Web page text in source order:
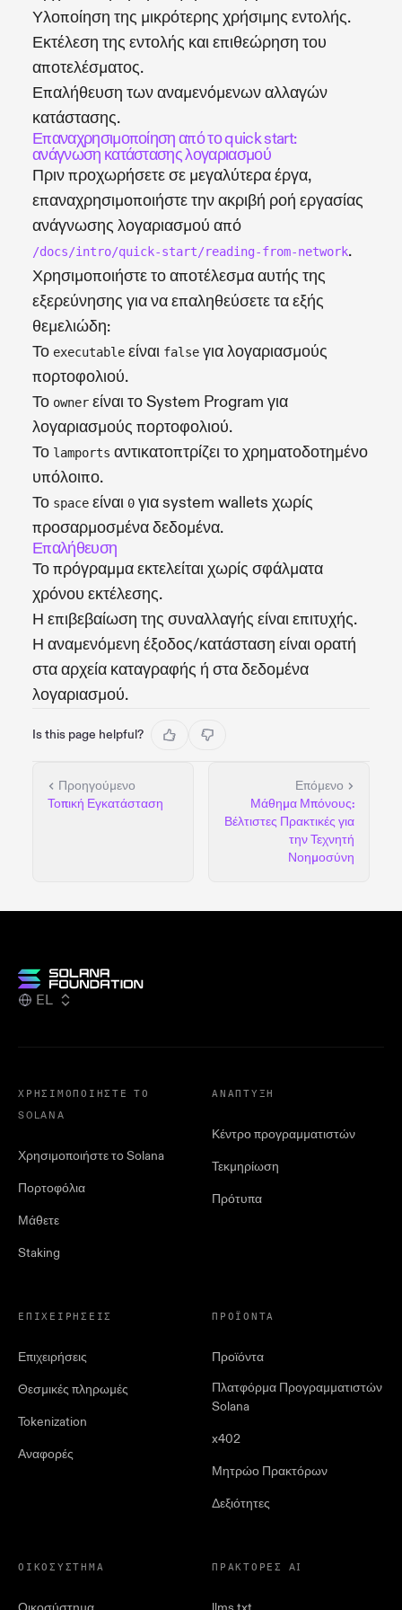
Υλοποίηση της μικρότερης χρήσιμης εντολής.
Εκτέλεση της εντολής και επιθεώρηση του
αποτελέσματος.
Επαλήθευση των αναμενόμενων αλλαγών
κατάστασης.
Επαναχρησιμοποίηση από το quick start:
ανάγνωση κατάστασης λογαριασμού
Πριν προχωρήσετε σε μεγαλύτερα έργα,
επαναχρησιμοποιήστε την ακριβή ροή εργασίας
ανάγνωσης λογαριασμού από
/docs/intro/quick-start/reading-from-network.
Χρησιμοποιήστε το αποτέλεσμα αυτής της
εξερεύνησης για να επαληθεύσετε τα εξής
θεμελιώδη:
Το executable είναι false για λογαριασμούς
πορτοφολιού.
Το owner είναι το System Program για
λογαριασμούς πορτοφολιού.
Το lamports αντικατοπτρίζει το χρηματοδοτημένο
υπόλοιπο.
Το space είναι 0 για system wallets χωρίς
προσαρμοσμένα δεδομένα.
Επαλήθευση
Το πρόγραμμα εκτελείται χωρίς σφάλματα
χρόνου εκτέλεσης.
Η επιβεβαίωση της συναλλαγής είναι επιτυχής.
Η αναμενόμενη έξοδος/κατάσταση είναι ορατή
στα αρχεία καταγραφής ή στα δεδομένα
λογαριασμού.
Is this page helpful?
Προηγούμενο
Τοπική Εγκατάσταση
Επόμενο
Μάθημα Μπόνους:
Βέλτιστες Πρακτικές για
την Τεχνητή
Νοημοσύνη
EL
ΧΡΗΣΙΜΟΠΟΙΉΣΤΕ ΤΟ
SOLANA
Χρησιμοποιήστε το Solana
Πορτοφόλια
Μάθετε
Staking
ΑΝΆΠΤΥΞΗ
Κέντρο προγραμματιστών
Τεκμηρίωση
Πρότυπα
ΕΠΙΧΕΙΡΉΣΕΙΣ
Επιχειρήσεις
Θεσμικές πληρωμές
Tokenization
Αναφορές
ΠΡΟΪΌΝΤΑ
Προϊόντα
Πλατφόρμα Προγραμματιστών
Solana
x402
Μητρώο Πρακτόρων
Δεξιότητες
ΟΙΚΟΣΎΣΤΗΜΑ ΠΡΆΚΤΟΡΕΣ AI